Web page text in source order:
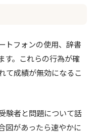
トフォンの使用、辞書
す。これらの行為が確
て成績が無効になるこ
験者と問題について話
図があったら速やかに